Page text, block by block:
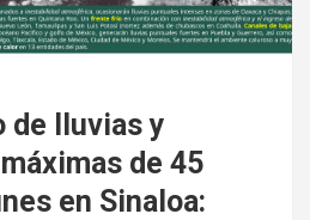
de lluvias y
de 45
en Sinaloa: